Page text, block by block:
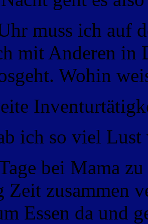
muss ich auf
mit Anderen in
Wohin
ich so viel Lust
bei Mama
Zeit zusammen
Essen da und